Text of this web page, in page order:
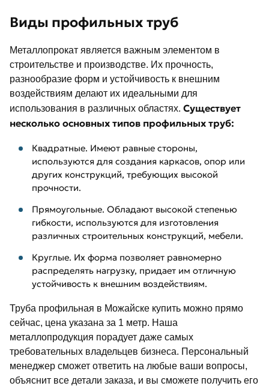
Виды профильных труб
Металлопрокат является важным элементом в
строительстве и производстве. Их прочность,
разнообразие форм и устойчивость к внешним
воздействиям делают их идеальными для
использования в различных областях. Существует
несколько основных типов профильных труб:
Квадратные. Имеют равные стороны,
используются для создания каркасов, опор или
других конструкций, требующих высокой
прочности.
Прямоугольные. Обладают высокой степенью
гибкости, используются для изготовления
различных строительных конструкций, мебели.
Круглые. Их форма позволяет равномерно
распределять нагрузку, придает им отличную
устойчивость к внешним воздействиям.
Труба профильная в Можайске купить можно прямо
сейчас, цена указана за 1 метр. Наша
металлопродукция порадует даже самых
требовательных владельцев бизнеса. Персональный
менеджер сможет ответить на любые ваши вопросы,
объяснит все детали заказа, и вы сможете получить его